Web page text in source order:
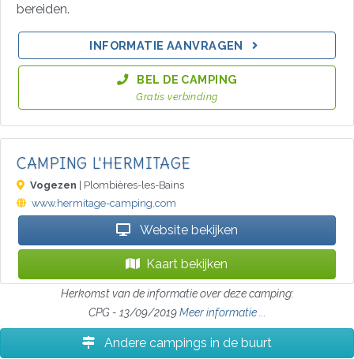
bereiden.
INFORMATIE AANVRAGEN
BEL DE CAMPING
Gratis verbinding
CAMPING L'HERMITAGE
Vogezen | Plombières-les-Bains
www.hermitage-camping.com
Website bekijken
Kaart bekijken
Herkomst van de informatie over deze camping:
CPG - 13/09/2019Meer informatie ...
Andere campings in de buurt